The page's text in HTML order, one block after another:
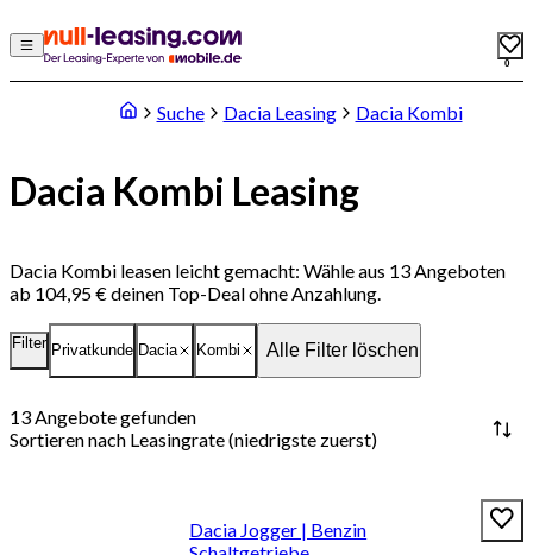
0
Suche Dacia Leasing Dacia Kombi
Dacia Kombi Leasing
Dacia Kombi leasen leicht gemacht: Wähle aus 13 Angeboten
ab 104,95 € deinen Top-Deal ohne Anzahlung.
Filter Privatkunde Dacia Kombi Alle Filter löschen
13Angebote gefunden
Sortieren nach Leasingrate (niedrigste zuerst)
Dacia Jogger | Benzin